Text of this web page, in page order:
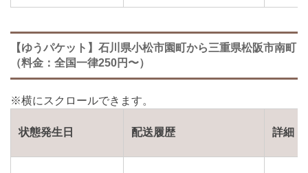
【ゆうパケット】石川県小松市園町から三重県松阪市南町
（料金：全国一律250円〜）
状態発生日 配送履歴 詳細